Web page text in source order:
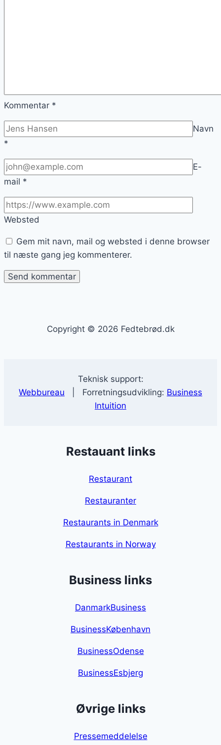
Kommentar *
Navn
*
E-
mail *
Websted
Gem mit navn, mail og websted i denne browser
til næste gang jeg kommenterer.
Copyright © 2026 Fedtebrød.dk
Teknisk support:
Webbureau | Forretningsudvikling: Business
Intuition
Restauant links
Restaurant
Restauranter
Restaurants in Denmark
Restaurants in Norway
Business links
DanmarkBusiness
BusinessKøbenhavn
BusinessOdense
BusinessEsbjerg
Øvrige links
Pressemeddelelse